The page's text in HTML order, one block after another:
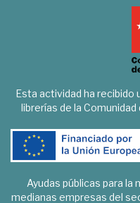
Esta actividad ha recibido
librerías de la
Ayudas públicas para la
medianas empresas del